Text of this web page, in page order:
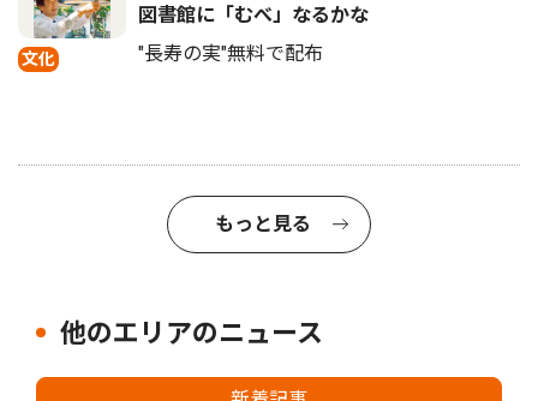
文化
図書館に「むべ」なるかな
"長寿の実"無料で配布
もっと見る
他のエリアのニュース